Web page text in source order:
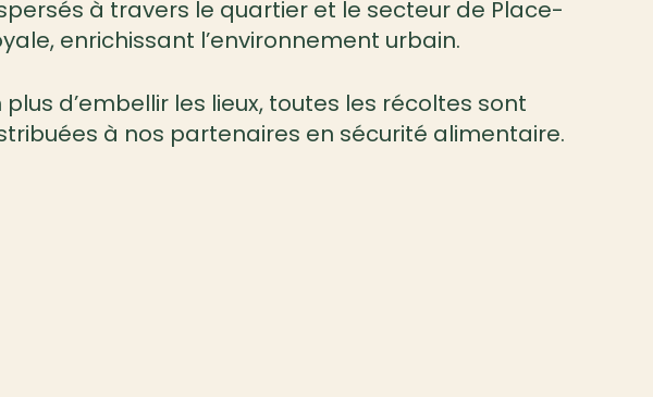
à travers le quartier et le secteur de Place-
, enrichissant l’environnement urbain.
plus d’embellir les lieux, toutes les récoltes sont
à nos partenaires en sécurité alimentaire.